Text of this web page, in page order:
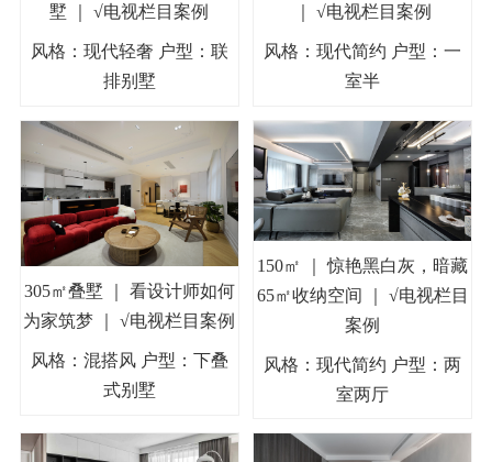
墅 ｜ √电视栏目案例
风格：现代轻奢 户型：联
排别墅
｜ √电视栏目案例
风格：现代简约 户型：一
室半
305㎡叠墅 ｜ 看设计师如何
为家筑梦 ｜ √电视栏目案例
风格：混搭风 户型：下叠
式别墅
150㎡ ｜ 惊艳黑白灰，暗藏
65㎡收纳空间 ｜ √电视栏目
案例
风格：现代简约 户型：两
室两厅